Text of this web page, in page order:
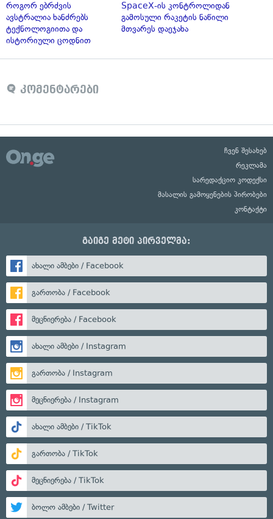
როგორ ებრძვის
ავსტრალია ხანძრებს
ტექნოლოგიითა და
ისტორიული ცოდნით
SpaceX-ის კონტროლიდან
გამოსული რაკეტის ნაწილი
მთვარეს დაეჯახა
კომენტარები
ჩვენ შესახებ
რეკლამა
სარედაქციო კოდექსი
მასალის გამოყენების პირობები
კონტაქტი
გაიგე მეტი პირველმა:
ახალი ამბები / Facebook
გართობა / Facebook
მეცნიერება / Facebook
ახალი ამბები / Instagram
გართობა / Instagram
მეცნიერება / Instagram
ახალი ამბები / TikTok
გართობა / TikTok
მეცნიერება / TikTok
ბოლო ამბები / Twitter